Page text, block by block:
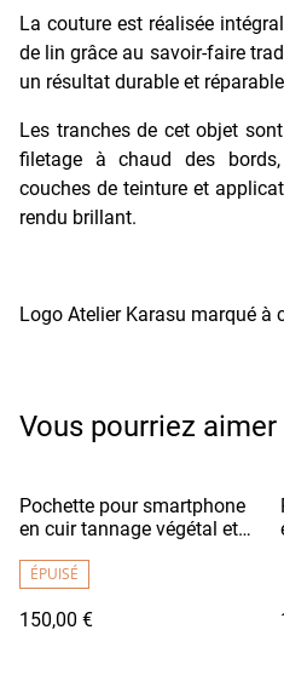
La couture est réalisée
de lin grâce au savoir-faire
un résultat durable et
Les tranches de cet objet
filetage à chaud des
couches de teinture et
rendu brillant.
Logo Atelier Karasu marqué à
Vous pourriez aimer
Pochette pour smartphone
en cuir tannage végétal et
SUBAKO Bordeaux Clair
ÉPUISÉ
150,00 €